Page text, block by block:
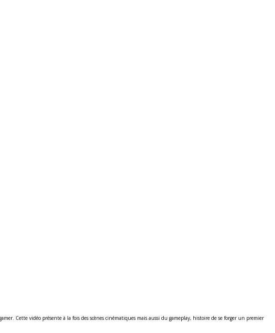
Cette vidéo présente à la fois des scènes cinématiques mais aussi du gameplay, histoire de se forger un premier